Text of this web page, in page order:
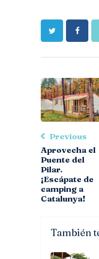
Previous
Aprovecha el
Puente del
Pilar.
¡Escápate de
camping a
Catalunya!
También